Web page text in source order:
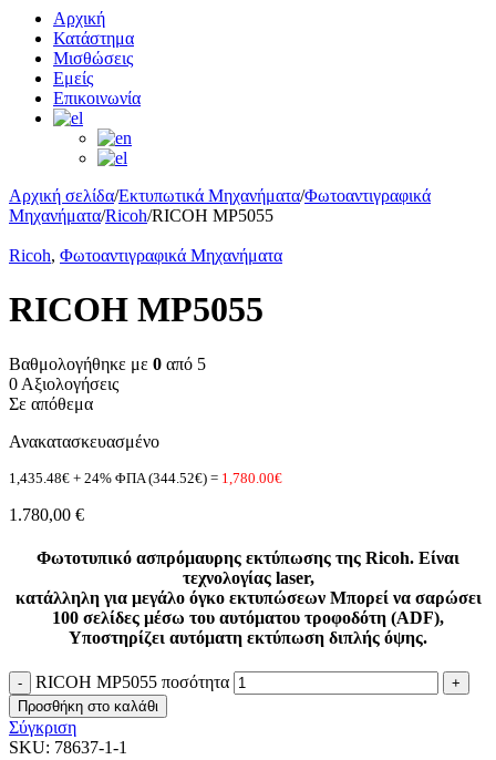
Αρχική
Κατάστημα
Μισθώσεις
Εμείς
Επικοινωνία
Αρχική σελίδα/Εκτυπωτικά Μηχανήματα/Φωτοαντιγραφικά
Μηχανήματα/Ricoh/RICOH MP5055
Ricoh, Φωτοαντιγραφικά Μηχανήματα
RICOH MP5055
Βαθμολογήθηκε με 0 από 5
0 Αξιολογήσεις
Σε απόθεμα
Ανακατασκευασμένο
1,435.48€ + 24% ΦΠΑ (344.52€) = 1,780.00€
1.780,00 €
Φωτοτυπικό ασπρόμαυρης εκτύπωσης της Ricoh. Είναι
τεχνολογίας laser,
κατάλληλη για μεγάλο όγκο εκτυπώσεων Μπορεί να σαρώσει
100 σελίδες μέσω του αυτόματου τροφοδότη (ADF),
Υποστηρίζει αυτόματη εκτύπωση διπλής όψης.
RICOH MP5055 ποσότητα
Προσθήκη στο καλάθι
Σύγκριση
SKU: 78637-1-1